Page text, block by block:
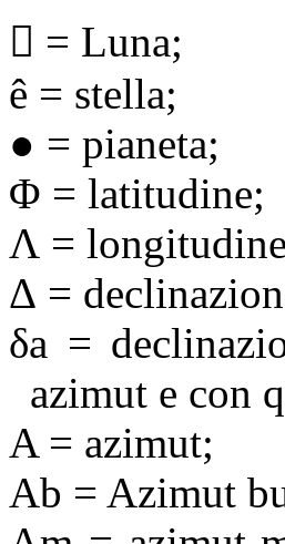
 = Luna;
ê = stella;
● = pianeta;
Φ = latitudine;
Λ =
Δ =
δa =
azimut e con
A = azimut;
Ab = Azimut